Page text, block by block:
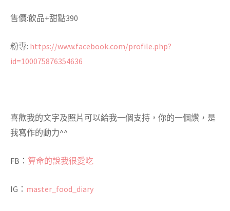
售價:飲品+甜點390
粉專: https://www.facebook.com/profile.php?
id=100075876354636
喜歡我的文字及照片可以給我一個支持，你的一個讚，是
我寫作的動力^^
FB： 算命的說我很愛吃
IG： master_food_diary